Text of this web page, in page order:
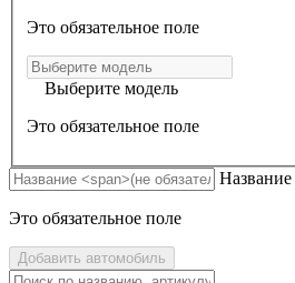
Это обязательное поле
Выберите модель
Это обязательное поле
Название
Это обязательное поле
Добавить автомобиль